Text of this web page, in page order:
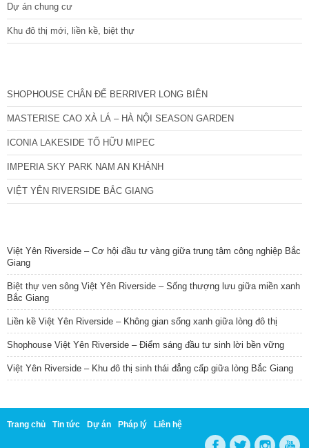
Dự án chung cư
Khu đô thị mới, liền kề, biệt thự
SHOPHOUSE CHÂN ĐẾ BERRIVER LONG BIÊN
MASTERISE CAO XÀ LÁ – HÀ NỘI SEASON GARDEN
ICONIA LAKESIDE TỐ HỮU MIPEC
IMPERIA SKY PARK NAM AN KHÁNH
VIỆT YÊN RIVERSIDE BẮC GIANG
Việt Yên Riverside – Cơ hội đầu tư vàng giữa trung tâm công nghiệp Bắc
Giang
Biệt thự ven sông Việt Yên Riverside – Sống thượng lưu giữa miền xanh
Bắc Giang
Liền kề Việt Yên Riverside – Không gian sống xanh giữa lòng đô thị
Shophouse Việt Yên Riverside – Điểm sáng đầu tư sinh lời bền vững
Việt Yên Riverside – Khu đô thị sinh thái đẳng cấp giữa lòng Bắc Giang
Trang chủ Tin tức Dự án Pháp lý Liên hệ